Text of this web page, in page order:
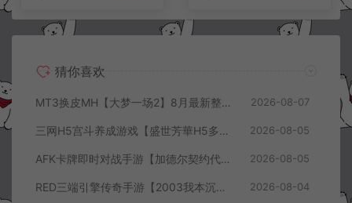
猜你喜欢
MT3换皮MH【大梦一场2】8月最新整理Linux手工服务端+源码+管理后台+安卓苹果双端+详细搭建教程+视频教程 2026-08-07
三网H5宫斗养成游戏【盛世芳華H5多区跨服代金券内购优化版】8月最新整理Linux手工服务端+CDK授权后台+全资源安卓+详细搭建教程+视频教程 2026-08-05
AFK卡牌即时对战手游【加德尔契约代金券内购修复版】8月最新整理Linux手工服务端+前后端全套源码+CDK授权后台+安卓苹果双端+详细搭建教程+视频教程 2026-08-05
RED三端引擎传奇手游【2003我本沉默三职业】8月最新整理Win一键服务端+PC安卓+详细搭建教程 2026-08-04